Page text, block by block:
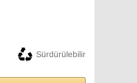
Sürdürülebilir